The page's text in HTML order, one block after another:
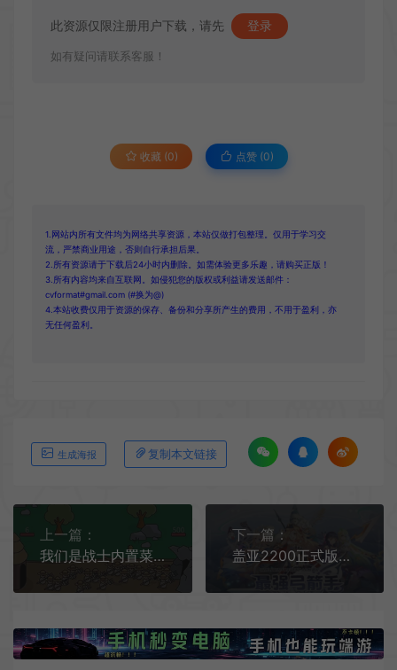
此资源仅限注册用户下载，请先 登录
如有疑问请联系客服！
收藏 (0) 点赞 (0)
1.网站内所有文件均为网络共享资源，本站仅做打包整理。仅用于学习交
流，严禁商业用途，否则自行承担后果。
2.所有资源请于下载后24小时内删除。如需体验更多乐趣，请购买正版！
3.所有内容均来自互联网。如侵犯您的版权或利益请发送邮件：
cvformat#gmail.com (#换为@)
4.本站收费仅用于资源的保存、备份和分享所产生的费用，不用于盈利，亦
无任何盈利。
生成海报 复制本文链接
上一篇：
我们是战士内置菜单手机版[Android][v1.36.0]
下一篇：
盖亚2200正式版手机游戏[Android][v1.10.0]